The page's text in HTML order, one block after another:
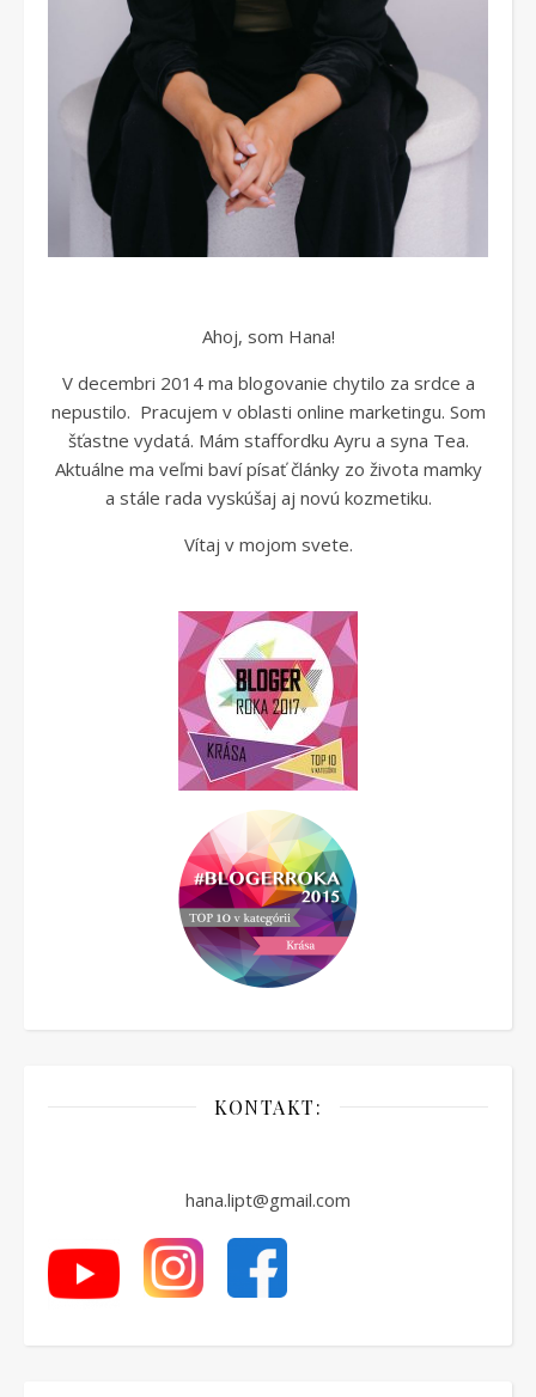
Ahoj, som Hana!
V decembri 2014 ma blogovanie chytilo za srdce a
nepustilo. Pracujem v oblasti online marketingu. Som
šťastne vydatá. Mám staffordku Ayru a syna Tea.
Aktuálne ma veľmi baví písať články zo života mamky
a stále rada vyskúšaj aj novú kozmetiku.
Vítaj v mojom svete.
KONTAKT:
hana.lipt@gmail.com